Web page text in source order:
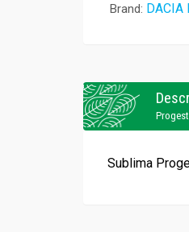
Brand: DACIA
Sublima